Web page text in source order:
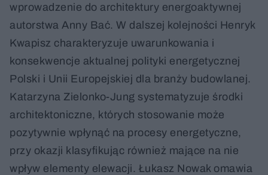
wprowadzenie do architektury energoaktywnej
autorstwa Anny Bać. W dalszej kolejności Henryk
Kwapisz charakteryzuje uwarunkowania i
konsekwencje aktualnej polityki energetycznej
Polski i Unii Europejskiej dla branży budowlanej.
Katarzyna Zielonko-Jung systematyzuje środki
architektoniczne, których stosowanie może
pozytywnie wpłynąć na procesy energetyczne,
przy okazji klasyfikując również mające na nie
wpływ elementy elewacji. Łukasz Nowak omawia